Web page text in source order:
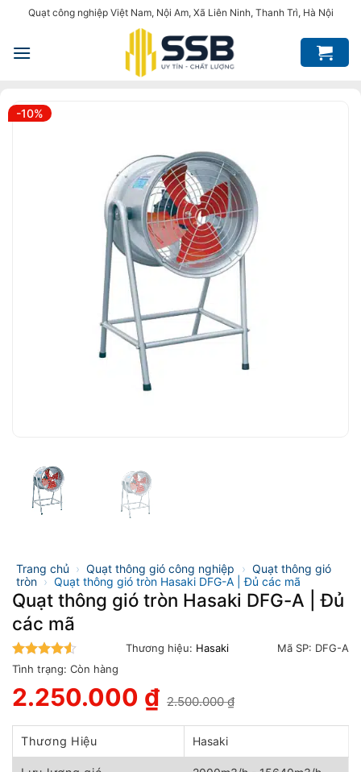
nội
Quạt công nghiệp Việt Nam, Nội Am, Xã Liên Ninh, Thanh Trì, Hà Nội
-10%
Trang chủ › Quạt thông gió công nghiệp › Quạt thông gió
tròn › Quạt thông gió tròn Hasaki DFG-A | Đủ các mã
Quạt thông gió tròn Hasaki DFG-A | Đủ
các mã
4.5trên 5
Thương hiệu: Hasaki Mã SP: DFG-A
Tình trạng: Còn hàng
2.500.000₫
gốc
là:
2.500.000 ₫.
2.250.000 ₫
hiện
tại
2.250.000 ₫.
Thương Hiệu Hasaki